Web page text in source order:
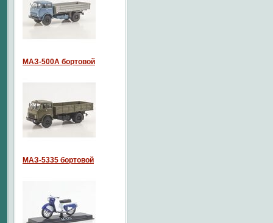
МАЗ-500А бортовой
МАЗ-5335 бортовой